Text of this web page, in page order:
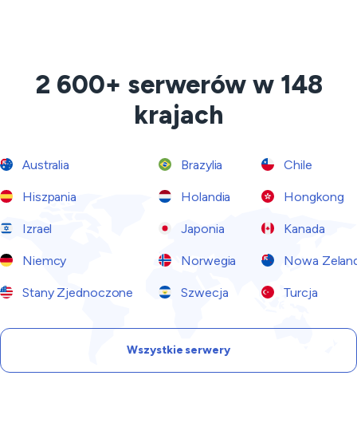
2 600+ serwerów w 148
krajach
Australia Brazylia Chile
Hiszpania Holandia Hongkong
Izrael Japonia Kanada
Niemcy Norwegia Nowa
Stany Zjednoczone Szwecja Turcja
Wszystkie serwery